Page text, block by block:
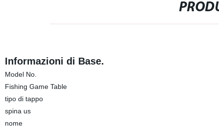
Informazioni di Base.
Model No.
Fishing Game Table
tipo di tappo
spina us
nome